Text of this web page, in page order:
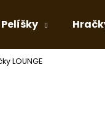
Pelíšky
LOUNGE
Co